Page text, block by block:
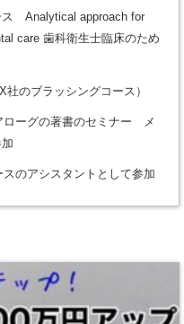
Analytical approach for
care 歯科衛生士臨床のため
のブラッシングコース）
ーグの著書のセミナー メ
のアシスタントとして参加